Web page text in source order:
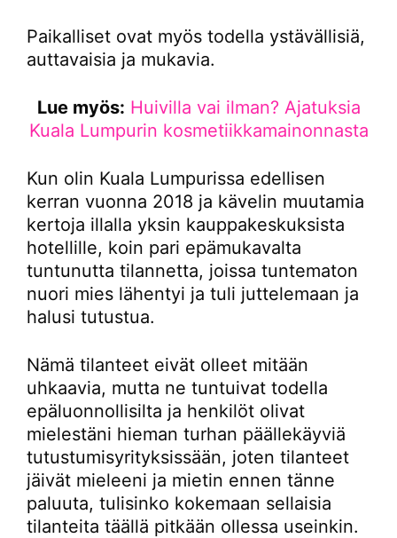
Paikalliset ovat myös todella ystävällisiä,
auttavaisia ja mukavia.
Lue myös: Huivilla vai ilman? Ajatuksia
Kuala Lumpurin kosmetiikkamainonnasta
Kun olin Kuala Lumpurissa edellisen
kerran vuonna 2018 ja kävelin muutamia
kertoja illalla yksin kauppakeskuksista
hotellille, koin pari epämukavalta
tuntunutta tilannetta, joissa tuntematon
nuori mies lähentyi ja tuli juttelemaan ja
halusi tutustua.
Nämä tilanteet eivät olleet mitään
uhkaavia, mutta ne tuntuivat todella
epäluonnollisilta ja henkilöt olivat
mielestäni hieman turhan päällekäyviä
tutustumisyrityksissään, joten tilanteet
jäivät mieleeni ja mietin ennen tänne
paluuta, tulisinko kokemaan sellaisia
tilanteita täällä pitkään ollessa useinkin.